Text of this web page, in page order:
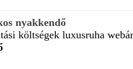
nyakkendő
költségek luxusruha